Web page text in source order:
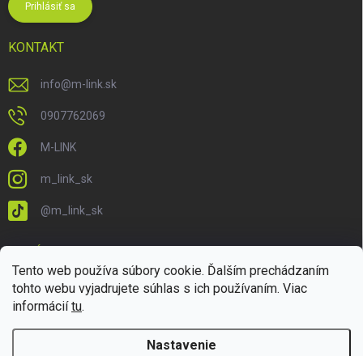
Tento web používa súbory cookie. Ďalším prechádzaním
tohto webu vyjadrujete súhlas s ich používaním. Viac
informáciítu.
Nastavenie
Prihlásiť sa
KONTAKT
info@m-link.sk
0907762069
M-LINK
m_link_sk
@m_link_sk